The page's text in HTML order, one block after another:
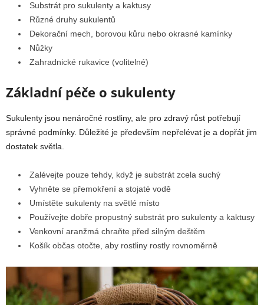
Substrát pro sukulenty a kaktusy
Různé druhy sukulentů
Dekorační mech, borovou kůru nebo okrasné kamínky
Nůžky
Zahradnické rukavice (volitelné)
Základní péče o sukulenty
Sukulenty jsou nenáročné rostliny, ale pro zdravý růst potřebují
správné podmínky. Důležité je především nepřelévat je a dopřát jim
dostatek světla.
Zalévejte pouze tehdy, když je substrát zcela suchý
Vyhněte se přemokření a stojaté vodě
Umístěte sukulenty na světlé místo
Používejte dobře propustný substrát pro sukulenty a kaktusy
Venkovní aranžmá chraňte před silným deštěm
Košík občas otočte, aby rostliny rostly rovnoměrně